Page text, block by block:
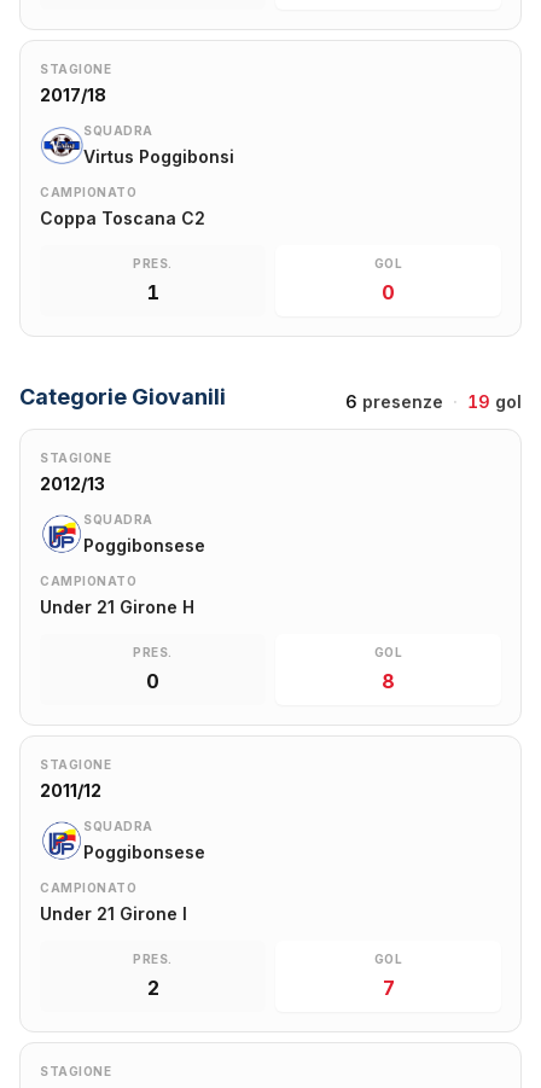
STAGIONE
2017/18
SQUADRA
Virtus Poggibonsi
CAMPIONATO
Coppa Toscana C2
PRES.
1
GOL
0
Categorie Giovanili 6 presenze · 19 gol
STAGIONE
2012/13
SQUADRA
Poggibonsese
CAMPIONATO
Under 21 Girone H
PRES.
0
GOL
8
STAGIONE
2011/12
SQUADRA
Poggibonsese
CAMPIONATO
Under 21 Girone I
PRES.
2
GOL
7
STAGIONE